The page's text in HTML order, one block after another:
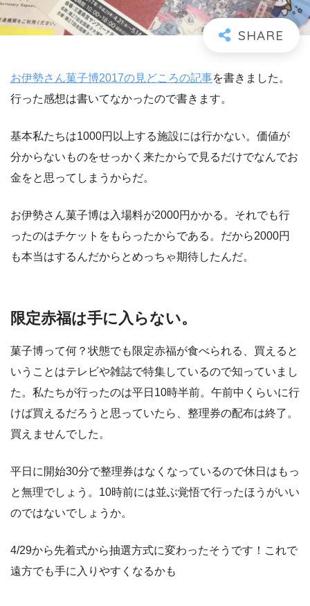
お伊勢さん菓子博2017の見どころの記事を書きました。
行った感想は書いてなかったので書きます。
基本私たちは1000円以上する施設には行かない。価値が
分からないものをせっかく来たからで見るだけでなんでお
金をと思ってしまうからだ。
お伊勢さん菓子博は入場料が2000円かかる。それでも行
ったのはチケットをもらったからである。だから2000円
も本当はするんだからとめっちゃ期待したんだ。
限定赤福は手に入らない。
菓子博って何？状態でも限定赤福が食べられる、買えると
いうことはテレビや雑誌で特集しているので知っていまし
た。私たちが行ったのは平日10時半前。午前中くらいに行
けば買えるだろうと思っていたら、整理券の配布は終了。
買えませんでした。
平日に開始30分で整理券はなくなっているので休日はもっ
と無理でしょう。10時前には並ぶ覚悟で行ったほうがいい
のではないでしょうか。
4/29から先着式から抽選方式に変わったそうです！これで
遠方でも手に入りやすくなるかも